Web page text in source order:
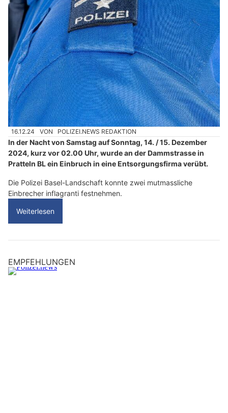
16.12.24 VON POLIZEI.NEWS REDAKTION
In der Nacht von Samstag auf Sonntag, 14. / 15. Dezember
2024, kurz vor 02.00 Uhr, wurde an der Dammstrasse in
Pratteln BL ein Einbruch in eine Entsorgungsfirma verübt.
Die Polizei Basel-Landschaft konnte zwei mutmassliche
Einbrecher inflagranti festnehmen.
Weiterlesen
EMPFEHLUNGEN